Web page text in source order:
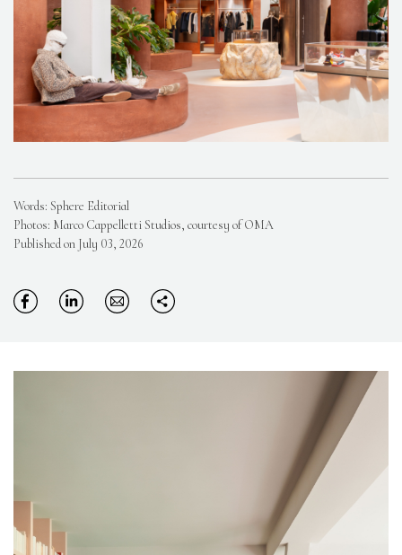
Words: Sphere Editorial
Photos: Marco Cappelletti Studios, courtesy of OMA
Published on July 03, 2026